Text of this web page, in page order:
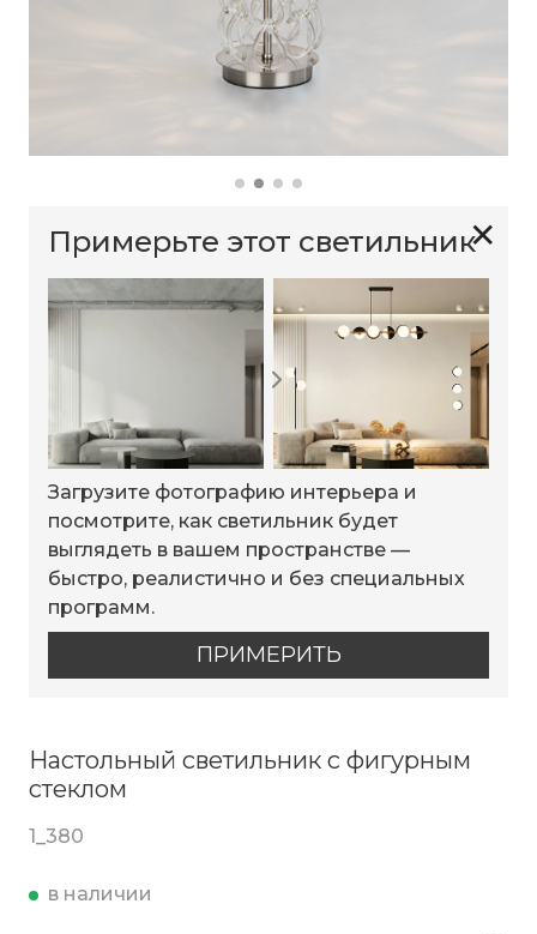
✕
Примерьте этот светильник
Загрузите фотографию интерьера и
посмотрите, как светильник будет
выглядеть в вашем пространстве —
быстро, реалистично и без специальных
программ.
ПРИМЕРИТЬ
Настольный светильник с фигурным
стеклом
1_380
в наличии